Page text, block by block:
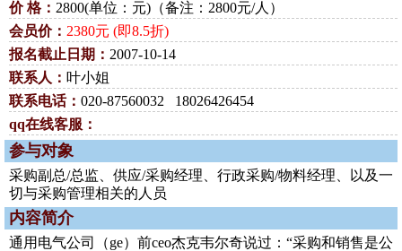
价 格： 2800(单位：元)（备注：2800元/人）
会员价： 2380元 (即8.5折)
报名截止日期： 2007-10-14
联系人： 叶小姐
联系电话： 020-87560032 18026426454
qq在线客服：
参与对象
采购副总/总监、供应/采购经理、行政采购/物料经理、以及一
切与采购管理相关的人员
内容简介
通用电气公司（ge）前ceo杰克韦尔奇说过：“采购和销售是公